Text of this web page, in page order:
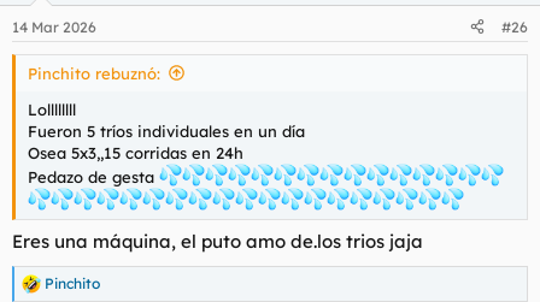
d
o
r
d
l
e
m
a
e
n
o
14 Mar 2026 #26
Pinchito rebuznó:
Lollllllll
Fueron 5 tríos individuales en un día
Osea 5x3,,15 corridas en 24h
Pedazo de gesta
Eres una máquina, el puto amo de.los trios jaja
R
Pinchito